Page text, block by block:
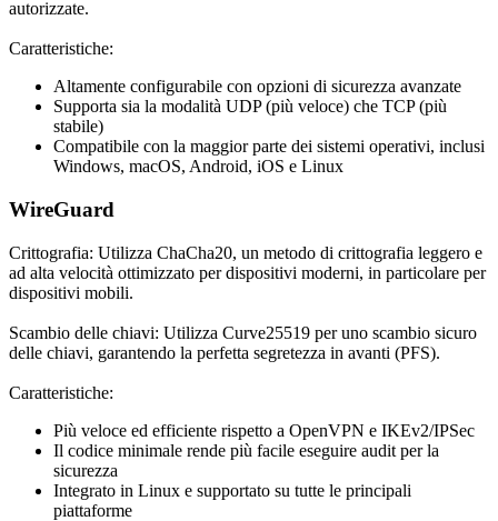
autorizzate.
Caratteristiche:
Altamente configurabile con opzioni di sicurezza avanzate
Supporta sia la modalità UDP (più veloce) che TCP (più
stabile)
Compatibile con la maggior parte dei sistemi operativi, inclusi
Windows, macOS, Android, iOS e Linux
WireGuard
Crittografia: Utilizza ChaCha20, un metodo di crittografia leggero e
ad alta velocità ottimizzato per dispositivi moderni, in particolare per
dispositivi mobili.
Scambio delle chiavi: Utilizza Curve25519 per uno scambio sicuro
delle chiavi, garantendo la perfetta segretezza in avanti (PFS).
Caratteristiche:
Più veloce ed efficiente rispetto a OpenVPN e IKEv2/IPSec
Il codice minimale rende più facile eseguire audit per la
sicurezza
Integrato in Linux e supportato su tutte le principali
piattaforme